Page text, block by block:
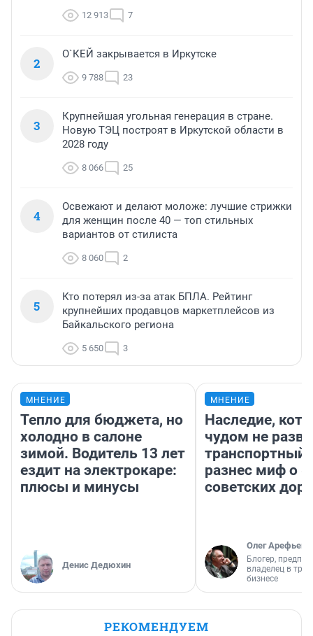
12 913 7
2
О`КЕЙ закрывается в Иркутске
9 788 23
3
Крупнейшая угольная генерация в стране.
Новую ТЭЦ построят в Иркутской области в
2028 году
8 066 25
4
Освежают и делают моложе: лучшие стрижки
для женщин после 40 — топ стильных
вариантов от стилиста
8 060 2
5
Кто потерял из-за атак БПЛА. Рейтинг
крупнейших продавцов маркетплейсов из
Байкальского региона
5 650 3
МНЕНИЕ
Тепло для бюджета, но
холодно в салоне
зимой. Водитель 13 лет
ездит на электрокаре:
плюсы и минусы
Денис Дедюхин
МНЕНИЕ
Наследие,
чудом не
транспортный
разнес миф о
советских
Олег Арефьев
Блогер,
владелец в
бизнесе
РЕКОМЕНДУЕМ